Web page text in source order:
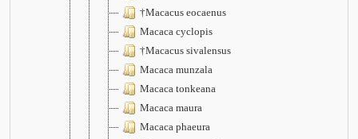
†Macacus eocaenus
Macaca cyclopis
†Macacus sivalensus
Macaca munzala
Macaca tonkeana
Macaca maura
Macaca phaeura